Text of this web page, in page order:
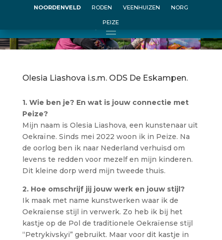
NOORDENVELD RODEN VEENHUIZEN NORG
PEIZE
Olesia Liashova i.s.m. ODS De Eskampen.
1. Wie ben je? En wat is jouw connectie met
Peize?
Mijn naam is Olesia Liashova, een kunstenaar uit
Oekraïne. Sinds mei 2022 woon ik in Peize. Na
de oorlog ben ik naar Nederland verhuisd om
levens te redden voor mezelf en mijn kinderen.
Dit kleine dorp werd mijn tweede thuis.
2. Hoe omschrijf jij jouw werk en jouw stijl?
Ik maak met name kunstwerken waar ik de
Oekraïense stijl in verwerk. Zo heb ik bij het
kastje op de Pol de traditionele Oekraïense stijl
“Petrykivskyi” gebruikt. Maar voor dit kastje in